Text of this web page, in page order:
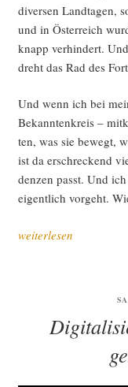
diver­sen Land­ta­gen,
und in Öster­reich
knapp ver­hin­dert.
dreht das Rad des
Und wenn ich bei
Bekann­ten­kreis –
ten, was sie bewegt,
ist da erschre­ckend
den­zen passt. Und
eigent­lich vor­geht.
„Annä­
weiterlesen